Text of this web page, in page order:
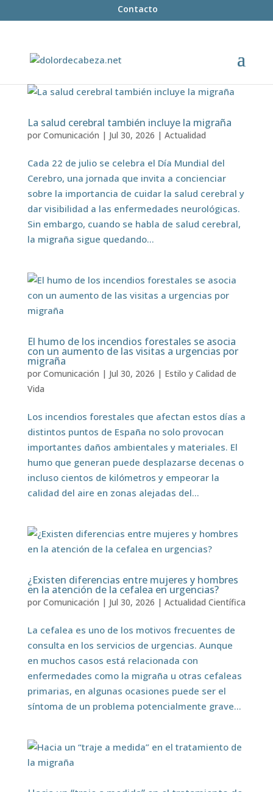
Contacto
La salud cerebral también incluye la migraña
por Comunicación | Jul 30, 2026 | Actualidad
Cada 22 de julio se celebra el Día Mundial del
Cerebro, una jornada que invita a concienciar
sobre la importancia de cuidar la salud cerebral y
dar visibilidad a las enfermedades neurológicas.
Sin embargo, cuando se habla de salud cerebral,
la migraña sigue quedando...
El humo de los incendios forestales se asocia
con un aumento de las visitas a urgencias por
migraña
por Comunicación | Jul 30, 2026 | Estilo y Calidad de
Vida
Los incendios forestales que afectan estos días a
distintos puntos de España no solo provocan
importantes daños ambientales y materiales. El
humo que generan puede desplazarse decenas o
incluso cientos de kilómetros y empeorar la
calidad del aire en zonas alejadas del...
¿Existen diferencias entre mujeres y hombres
en la atención de la cefalea en urgencias?
por Comunicación | Jul 30, 2026 | Actualidad Científica
La cefalea es uno de los motivos frecuentes de
consulta en los servicios de urgencias. Aunque
en muchos casos está relacionada con
enfermedades como la migraña u otras cefaleas
primarias, en algunas ocasiones puede ser el
síntoma de un problema potencialmente grave...